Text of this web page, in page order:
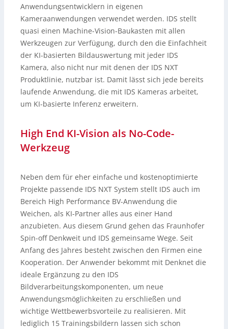
Anwendungsentwicklern in eigenen
Kameraanwendungen verwendet werden. IDS stellt
quasi einen Machine-Vision-Baukasten mit allen
Werkzeugen zur Verfügung, durch den die Einfachheit
der KI-basierten Bildauswertung mit jeder IDS
Kamera, also nicht nur mit denen der IDS NXT
Produktlinie, nutzbar ist. Damit lässt sich jede bereits
laufende Anwendung, die mit IDS Kameras arbeitet,
um KI-basierte Inferenz erweitern.
High End KI-Vision als No-Code-
Werkzeug
Neben dem für eher einfache und kostenoptimierte
Projekte passende IDS NXT System stellt IDS auch im
Bereich High Performance BV-Anwendung die
Weichen, als KI-Partner alles aus einer Hand
anzubieten. Aus diesem Grund gehen das Fraunhofer
Spin-off Denkweit und IDS gemeinsame Wege. Seit
Anfang des Jahres besteht zwischen den Firmen eine
Kooperation. Der Anwender bekommt mit Denknet die
ideale Ergänzung zu den IDS
Bildverarbeitungskomponenten, um neue
Anwendungsmöglichkeiten zu erschließen und
wichtige Wettbewerbsvorteile zu realisieren. Mit
lediglich 15 Trainingsbildern lassen sich schon